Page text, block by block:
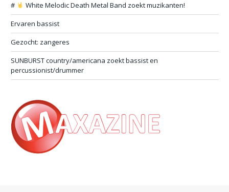
#
White Melodic Death Metal Band zoekt muzikanten!
Ervaren bassist
Gezocht: zangeres
SUNBURST country/americana zoekt bassist en
percussionist/drummer